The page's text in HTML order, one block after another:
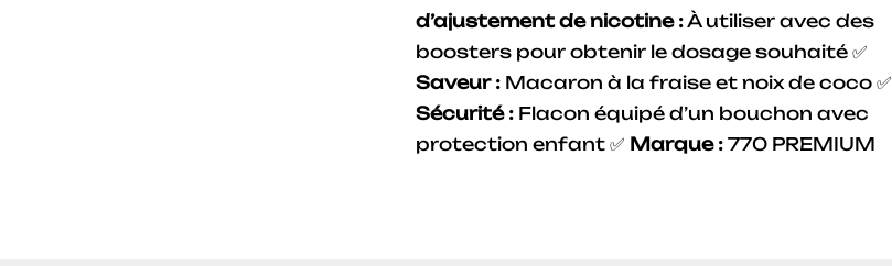
d’ajustement de nicotine :À utiliser avec des
boosters pour obtenir le dosage souhaité ✅
Saveur : Macaron à la fraise et noix de coco ✅
Sécurité : Flacon équipé d’un bouchon avec
protection enfant ✅ Marque : 770 PREMIUM